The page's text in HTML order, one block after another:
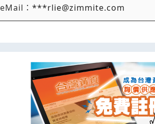
eMail：***rlie@zimmite.com